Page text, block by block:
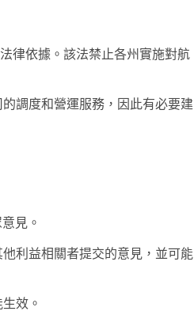
律依據。該法禁止各州實施對航
調度和營運服務，因此有必要建
見。
利益相關者提交的意見，並可能
效。